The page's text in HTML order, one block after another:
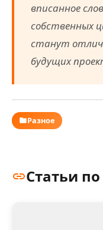
вписанное
собственных
станут
будущих
Разное
Статьи